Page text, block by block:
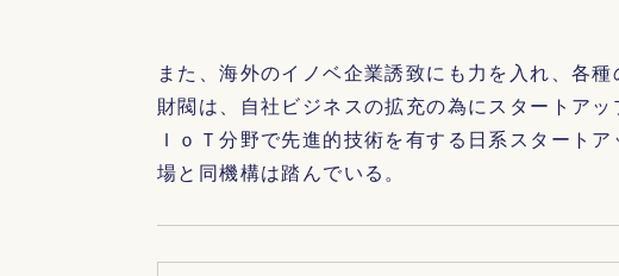
また、海外のイノベ企業誘致にも力を入れ、各
財閥は、自社ビジネスの拡充の為にスタートア
ＩｏＴ分野で先進的技術を有する日系スタート
場と同機構は踏んでいる。